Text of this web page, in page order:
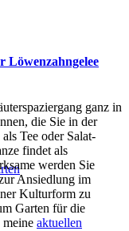
ganz in
die Sie in der
Tee oder Salat-
findet als
werden Sie
Ansiedlung im
Kulturform zu
Garten für die
meine aktuellen